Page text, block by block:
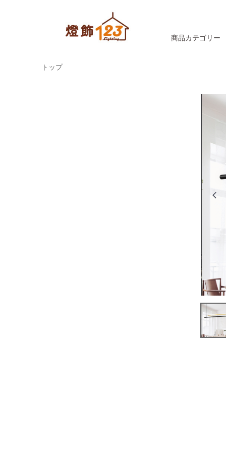
商品カテゴリー
トップ